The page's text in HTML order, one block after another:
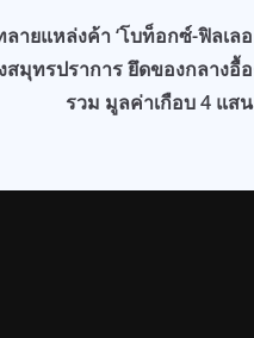
ายแหล่งค้า ‘โบท็อกซ์-ฟิลเลอ
สมุทรปราการ ยึดของกลางอื้อ
รวม มูลค่าเกือบ 4 แสน